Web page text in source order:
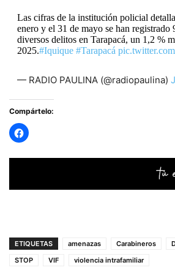
Las cifras de la institución policial
enero y el 31 de mayo se han registrado
diversos delitos en Tarapacá, un 1,2 %
2025.#Iquique #Tarapacá
— RADIO PAULINA (@radiopaulina)
Compártelo:
ETIQUETAS amenazas Carabineros
STOP
VIF violencia intrafamiliar